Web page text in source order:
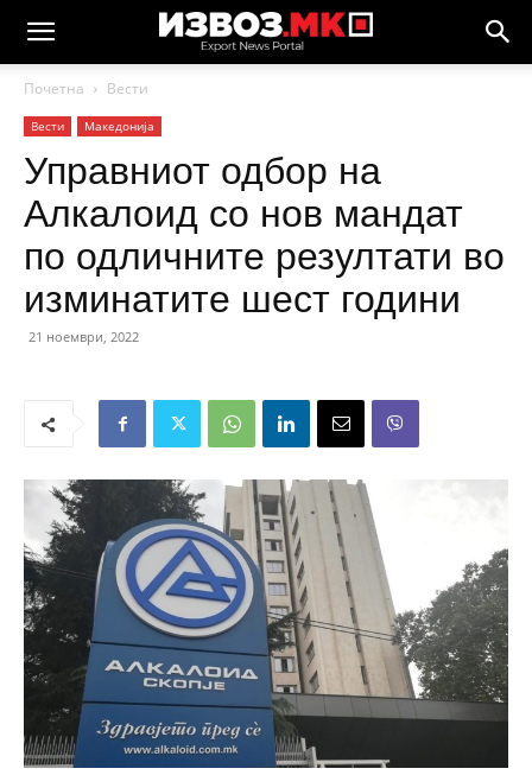
Почетна Вести
Вести Македонија
Управниот одбор на
Алкалоид со нов мандат
по одличните резултати во
изминатите шест години
21 ноември, 2022